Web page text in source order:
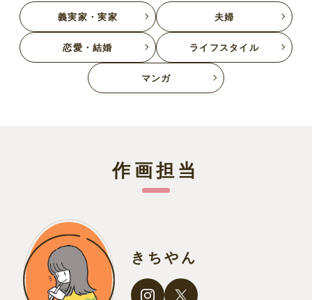
義実家・実家 夫婦
恋愛・結婚 ライフスタイル
マンガ
作画担当
きちやん